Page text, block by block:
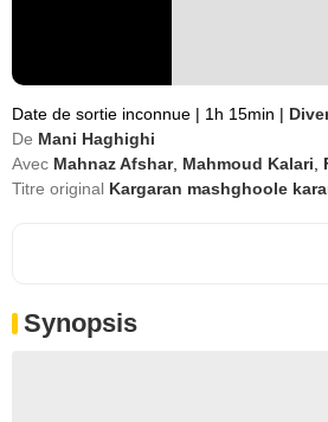
Date de sortie inconnue | 1h 15min |
De Mani Haghighi
Avec Mahnaz Afshar, Mahmoud Kalari
Titre original Kargaran mashghoole
Synopsis